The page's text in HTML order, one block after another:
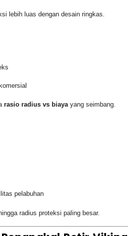
lebih luas dengan desain ringkas.
rasio radius vs biayayang seimbang.
pelabuhan
radius proteksi paling besar.